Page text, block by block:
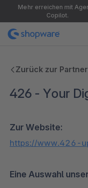
Mehr erreichen mit
Copilot.
Zurück zur
426 - Your
Zur Website:
https://www.426-
Eine Auswahl